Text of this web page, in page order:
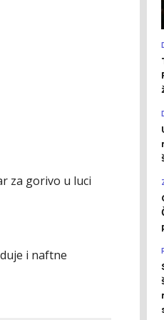
za gorivo u luci
i naftne